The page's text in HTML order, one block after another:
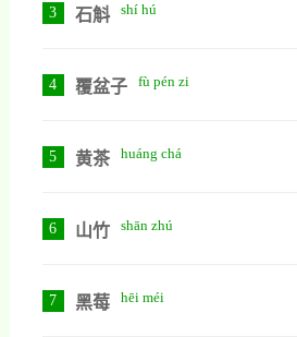
3 石斛 shí hú
4 覆盆子 fù pén zi
5 黄茶 huáng chá
6 山竹 shān zhú
7 黑莓 hēi méi